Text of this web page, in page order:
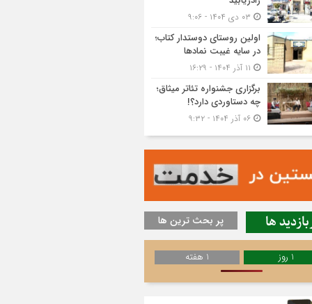
اولین روستای دوستدار کتاب؛
در سایه غیبت نمادها
برگزاری جشنواره تئاتر میثاق؛
چه دستاوردی دارد؟!
ها پر بحث ترین ها
1 روز 1 هفته